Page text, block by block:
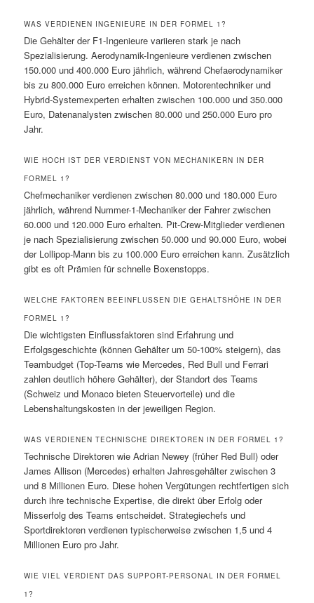
WAS VERDIENEN INGENIEURE IN DER FORMEL 1?
Die Gehälter der F1-Ingenieure variieren stark je nach
Spezialisierung. Aerodynamik-Ingenieure verdienen zwischen
150.000 und 400.000 Euro jährlich, während Chefaerodynamiker
bis zu 800.000 Euro erreichen können. Motorentechniker und
Hybrid-Systemexperten erhalten zwischen 100.000 und 350.000
Euro, Datenanalysten zwischen 80.000 und 250.000 Euro pro
Jahr.
WIE HOCH IST DER VERDIENST VON MECHANIKERN IN DER
FORMEL 1?
Chefmechaniker verdienen zwischen 80.000 und 180.000 Euro
jährlich, während Nummer-1-Mechaniker der Fahrer zwischen
60.000 und 120.000 Euro erhalten. Pit-Crew-Mitglieder verdienen
je nach Spezialisierung zwischen 50.000 und 90.000 Euro, wobei
der Lollipop-Mann bis zu 100.000 Euro erreichen kann. Zusätzlich
gibt es oft Prämien für schnelle Boxenstopps.
WELCHE FAKTOREN BEEINFLUSSEN DIE GEHALTSHÖHE IN DER
FORMEL 1?
Die wichtigsten Einflussfaktoren sind Erfahrung und
Erfolgsgeschichte (können Gehälter um 50-100% steigern), das
Teambudget (Top-Teams wie Mercedes, Red Bull und Ferrari
zahlen deutlich höhere Gehälter), der Standort des Teams
(Schweiz und Monaco bieten Steuervorteile) und die
Lebenshaltungskosten in der jeweiligen Region.
WAS VERDIENEN TECHNISCHE DIREKTOREN IN DER FORMEL 1?
Technische Direktoren wie Adrian Newey (früher Red Bull) oder
James Allison (Mercedes) erhalten Jahresgehälter zwischen 3
und 8 Millionen Euro. Diese hohen Vergütungen rechtfertigen sich
durch ihre technische Expertise, die direkt über Erfolg oder
Misserfolg des Teams entscheidet. Strategiechefs und
Sportdirektoren verdienen typischerweise zwischen 1,5 und 4
Millionen Euro pro Jahr.
WIE VIEL VERDIENT DAS SUPPORT-PERSONAL IN DER FORMEL
1?